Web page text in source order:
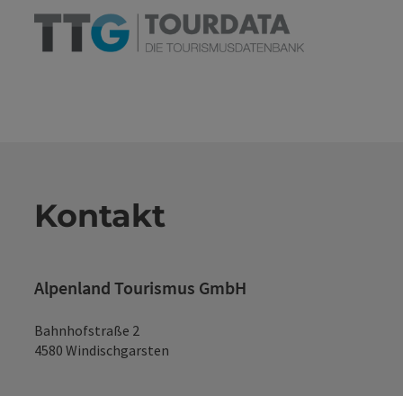
Kontakt
Alpenland Tourismus GmbH
Bahnhofstraße 2
4580 Windischgarsten